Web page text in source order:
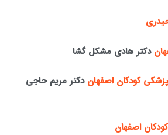
دکتر هادی مشکل گشا
کودکان اصفهان دکتر مریم حاجی
اصفهان